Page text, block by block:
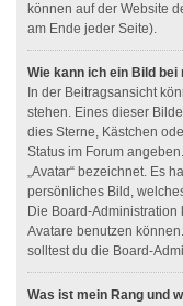
können auf der Website
am Ende jeder Seite).
Wie kann ich ein Bild
In der Beitragsansicht
stehen. Eines dieser
dies Sterne, Kästchen
Status im Forum
„Avatar“ bezeichnet. Es
persönliches Bild,
Die Board-
Avatare benutzen
solltest du die Board-
Was ist mein Rang und